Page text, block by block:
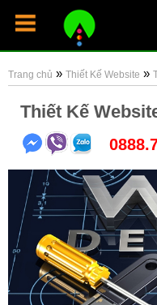
Trang chủ » Thiết Kế Website »
Thiết Kế